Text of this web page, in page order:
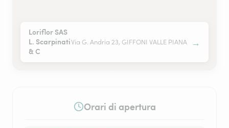
Loriflor SAS
L. Scarpinati
& C
Via G. Andria 23, GIFFONI VALLE PIANA →
Orari di apertura